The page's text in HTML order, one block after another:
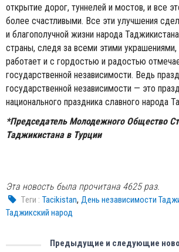
открытие дорог, туннелей и мостов, и все
более счастливыми. Все эти улучшения
и благополучной жизни народа
страны, следя за всеми этими
работает и с гордостью и радостью
государственной независимости. Ведь
государственной независимости — это
национального праздника славного народа
*Председатель Молодежного Общество
Таджикистана в Турции
Эта новость была прочитана 4625 раз.
Tеги : Tacikistan, День независимости
Таджикский народ
Предыдущие и следующие